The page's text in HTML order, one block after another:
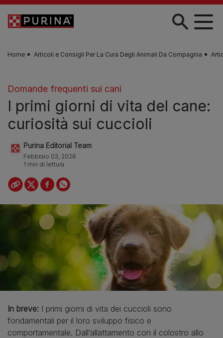
Skip to main content
Home Articoli e Consigli Per La Cura Degli Animali Da Compagnia
Domande frequenti sui cani
I primi giorni di vita del cane:
curiosità sui cuccioli
Purina Editorial Team
Febbraio 03, 2026
1 min di lettura
In breve: I primi giorni di vita dei cuccioli sono
fondamentali per il loro sviluppo fisico e
comportamentale. Dall’allattamento con il colostro allo